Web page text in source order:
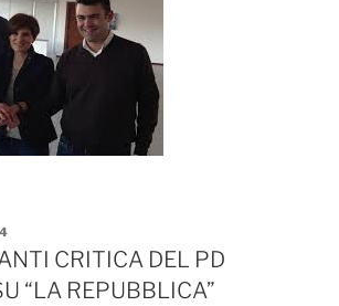
CRITICA DEL PD
“LA REPUBBLICA”